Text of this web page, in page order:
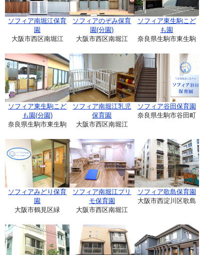
ソフィア南堀江保育
園
大阪市西区南堀江
ソフィアのぞみ保育
園(分園)
大阪市西区南堀江
ソフィア東生駒こど
も園
奈良県生駒市東生駒
ソフィア東生駒こど
も園(分園)
奈良県生駒市東生駒
ソフィア南堀江乳児
保育園
大阪市西区南堀江
ソフィア谷田保育園
奈良県生駒市谷田町
ソフィアみどり保育
園
大阪市鶴見区緑
ソフィア南堀江プリ
モ保育園
大阪市西区南堀江
ソフィア歌島保育園
大阪市西淀川区歌島